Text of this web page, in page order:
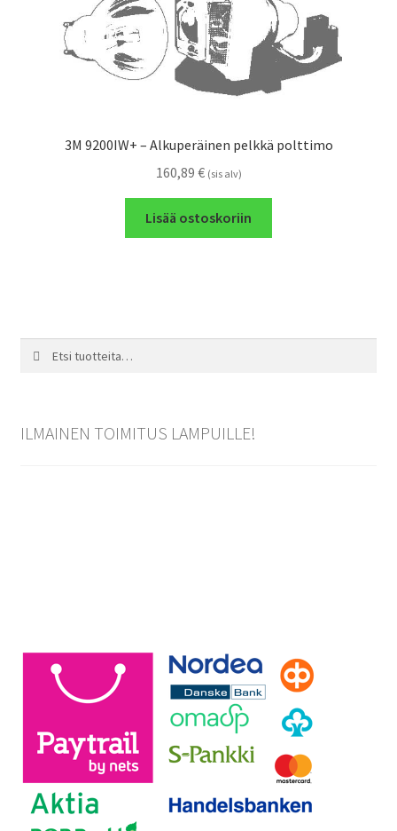
3M 9200IW+ – Alkuperäinen pelkkä polttimo
160,89 € (sis alv)
Lisää ostoskoriin
ILMAINEN TOIMITUS LAMPUILLE!